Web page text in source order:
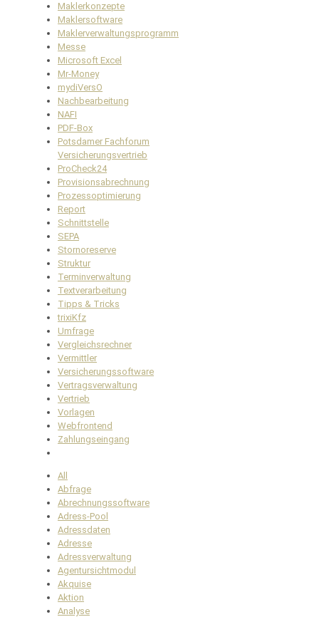
Maklerkonzepte
Maklersoftware
Maklerverwaltungsprogramm
Messe
Microsoft Excel
Mr-Money
mydiVersO
Nachbearbeitung
NAFI
PDF-Box
Potsdamer Fachforum
Versicherungsvertrieb
ProCheck24
Provisionsabrechnung
Prozessoptimierung
Report
Schnittstelle
SEPA
Stornoreserve
Struktur
Terminverwaltung
Textverarbeitung
Tipps & Tricks
trixiKfz
Umfrage
Vergleichsrechner
Vermittler
Versicherungssoftware
Vertragsverwaltung
Vertrieb
Vorlagen
Webfrontend
Zahlungseingang
All
Abfrage
Abrechnungssoftware
Adress-Pool
Adressdaten
Adresse
Adressverwaltung
Agentursichtmodul
Akquise
Aktion
Analyse